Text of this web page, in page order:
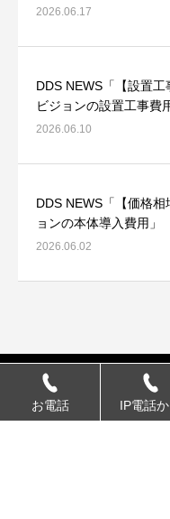
お電話 IP電話
2026.06.17
DDS NEWS「【設置
ビジョンの設置工事費
2026.06.10
DDS NEWS「【価格
ョンの本体導入費用」
2026.06.02
最新情報